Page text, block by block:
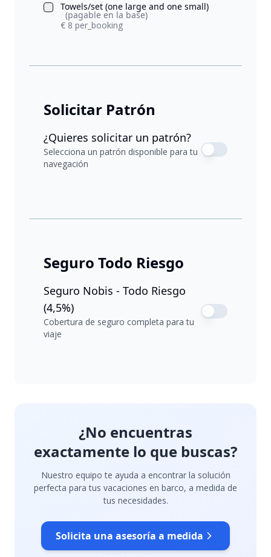
Towels/set (one large and one small)
(pagable en la base)
€ 8 per_booking
Solicitar Patrón
¿Quieres solicitar un patrón?
Selecciona un patrón disponible para tu
navegación
Seguro Todo Riesgo
Seguro Nobis - Todo Riesgo
(4,5%)
Cobertura de seguro completa para tu
viaje
¿No encuentras
exactamente lo que buscas?
Nuestro equipo te ayuda a encontrar la solución
perfecta para tus vacaciones en barco, a medida de
tus necesidades.
Solicita una asesoría a medida